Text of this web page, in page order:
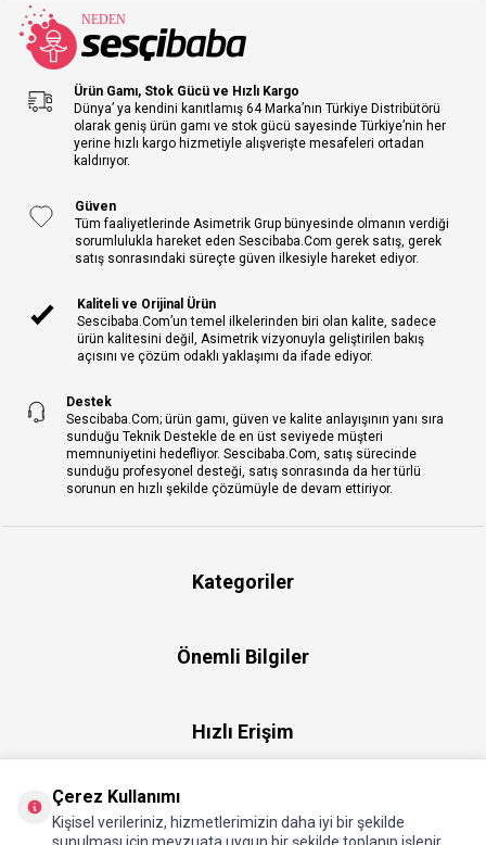
Ürün Gamı, Stok Gücü ve Hızlı Kargo
Dünya’ ya kendini kanıtlamış 64 Marka’nın Türkiye Distribütörü
olarak geniş ürün gamı ve stok gücü sayesinde Türkiye’nin her
yerine hızlı kargo hizmetiyle alışverişte mesafeleri ortadan
kaldırıyor.
Güven
Tüm faaliyetlerinde Asimetrik Grup bünyesinde olmanın verdiği
sorumlulukla hareket eden Sescibaba.Com gerek satış, gerek
satış sonrasındaki süreçte güven ilkesiyle hareket ediyor.
Kaliteli ve Orijinal Ürün
Sescibaba.Com’un temel ilkelerinden biri olan kalite, sadece
ürün kalitesini değil, Asimetrik vizyonuyla geliştirilen bakış
açısını ve çözüm odaklı yaklaşımı da ifade ediyor.
Destek
Sescibaba.Com; ürün gamı, güven ve kalite anlayışının yanı sıra
sunduğu Teknik Destekle de en üst seviyede müşteri
memnuniyetini hedefliyor. Sescibaba.Com, satış sürecinde
sunduğu profesyonel desteği, satış sonrasında da her türlü
sorunun en hızlı şekilde çözümüyle de devam ettiriyor.
Kategoriler
Önemli Bilgiler
Hızlı Erişim
Çerez Kullanımı
Kişisel verileriniz, hizmetlerimizin daha iyi bir şekilde